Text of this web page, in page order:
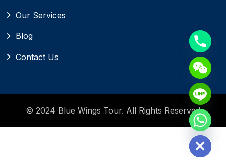
Our Services
Blog
Contact Us
© 2024 Blue Wings Tour. All Rights Reserved
Hide chaty